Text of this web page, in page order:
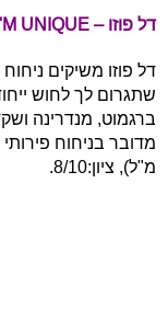
דל פוזו – I'M UNIQUE
ברגמוט, מנדרינה
מ"ל), ציון:8/10.